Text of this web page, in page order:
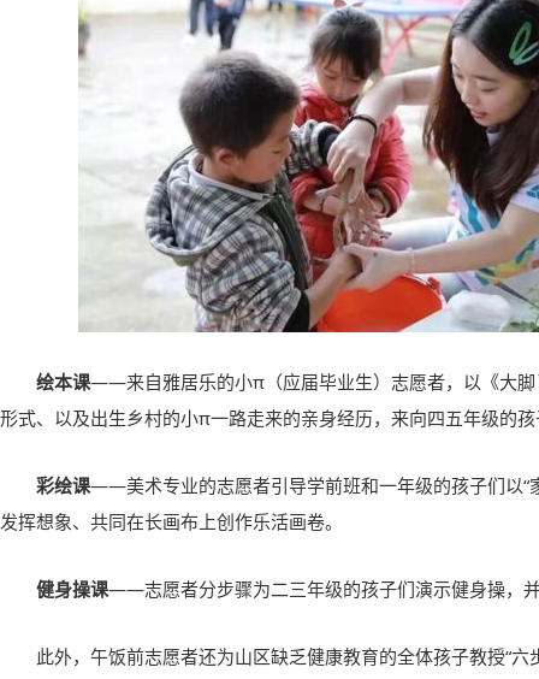
绘本课——来自雅居乐的小π（应届毕业生）志愿者，以《大脚
形式、以及出生乡村的小π一路走来的亲身经历，来向四五年级的
彩绘课——美术专业的志愿者引导学前班和一年级的孩子们以“
发挥想象、共同在长画布上创作乐活画卷。
健身操课——志愿者分步骤为二三年级的孩子们演示健身操，
此外，午饭前志愿者还为山区缺乏健康教育的全体孩子教授“六